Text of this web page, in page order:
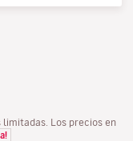
Los precios en